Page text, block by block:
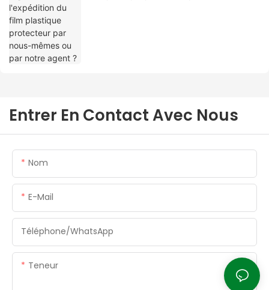
Entrer En Contact Avec Nous
Nom
E-Mail
Téléphone/WhatsApp
Teneur